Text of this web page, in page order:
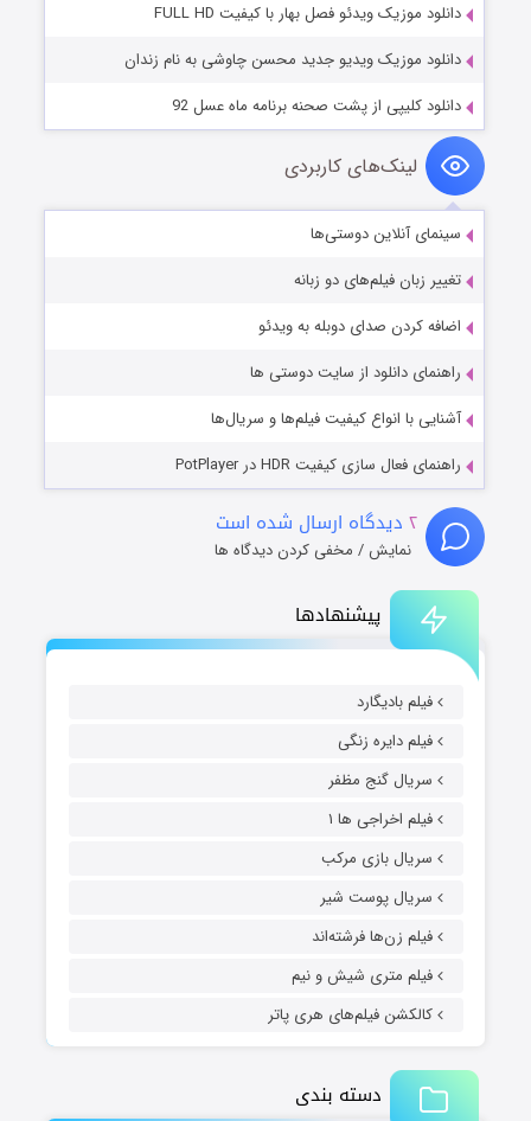
پیشنهادها
فیلم بادیگارد
فیلم دایره زنگی
سریال گنج مظفر
فیلم اخراجی ها ۱
سریال بازی مرکب
سریال پوست شیر
فیلم زن‌ها فرشته‌اند
فیلم متری شیش و نیم
کالکشن فیلم‌های هری پاتر
دسته بندی
دانلود موزیک ویدئو فصل بهار با کیفیت FULL HD
دانلود موزیک ویدیو جدید محسن چاوشی به نام زندان
دانلود کلیپی از پشت صحنه برنامه ماه عسل 92
لینک‌های کاربردی
سینمای آنلاین دوستی‌ها
تغییر زبان فیلم‌های دو زبانه
اضافه کردن صدای دوبله به ویدئو
راهنمای دانلود از سایت دوستی ها
آشنایی با انواع کیفیت فیلم‌ها و سریال‌ها
راهنمای فعال سازی کیفیت HDR در PotPlayer
۲ دیدگاه ارسال شده است
نمایش / مخفی کردن دیدگاه ها